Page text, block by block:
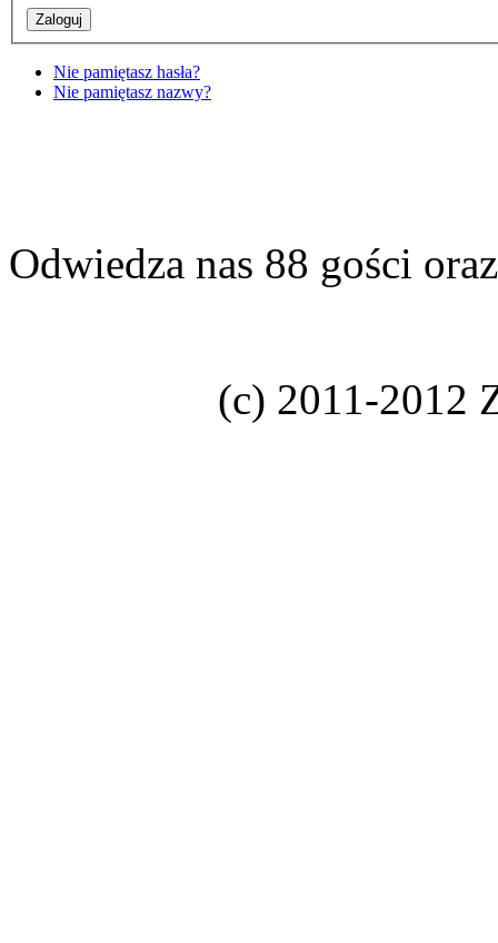
Nie pamiętasz hasła?
Nie pamiętasz nazwy?
Odwiedza nas 88 gości
(c) 2011-2012